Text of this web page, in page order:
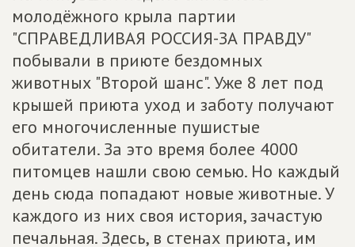
молодёжного крыла партии
"СПРАВЕДЛИВАЯ РОССИЯ-ЗА ПРАВДУ"
побывали в приюте бездомных
животных "Второй шанс". Уже 8 лет под
крышей приюта уход и заботу получают
его многочисленные пушистые
обитатели. За это время более 4000
питомцев нашли свою семью. Но каждый
день сюда попадают новые животные. У
каждого из них своя история, зачастую
печальная. Здесь, в стенах приюта, им